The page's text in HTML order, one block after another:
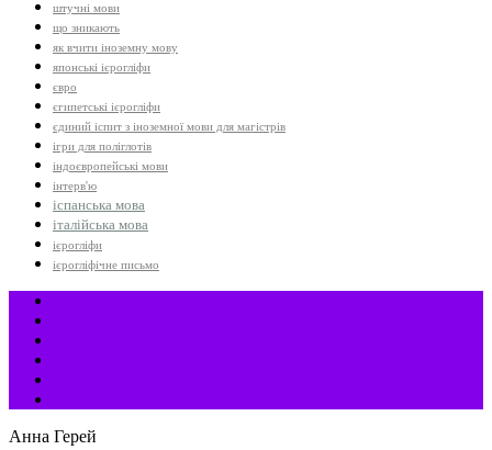
штучні мови
що зникають
як вчити іноземну мову
японські ієрогліфи
євро
єгипетські ієрогліфи
єдиний іспит з іноземної мови для магістрів
ігри для поліглотів
індоєвропейські мови
інтерв'ю
іспанська мова
італійська мова
ієрогліфи
ієрогліфічне письмо
Анна Герей